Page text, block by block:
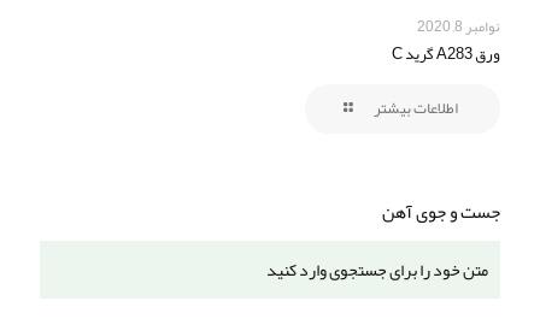
نوامبر 8, 2020
ورق A283 گرید C
اطلاعات بیشتر
جست و جوی آهن